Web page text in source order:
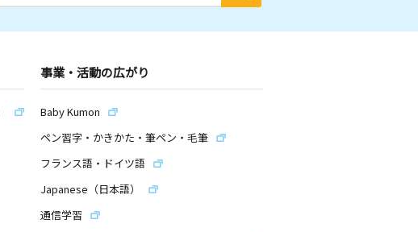
事業・活動の広がり
Baby Kumon
ペン習字・かきかた・筆ペン・毛筆
フランス語・ドイツ語
Japanese（日本語）
通信学習